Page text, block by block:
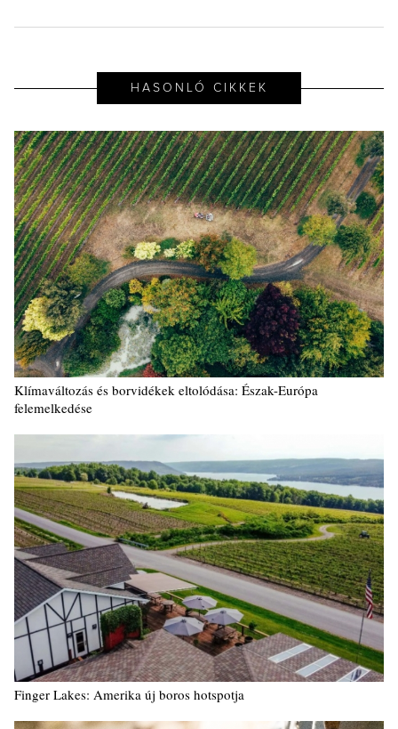
HASONLÓ CIKKEK
Klímaváltozás és borvidékek eltolódása: Észak-Európa
felemelkedése
Finger Lakes: Amerika új boros hotspotja